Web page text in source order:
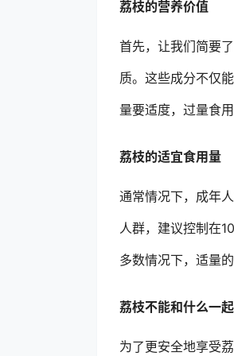
荔枝的营养价值
首先，让我们简要
质。这些成分不仅
量要适度，过量食
荔枝的适宜食用量
通常情况下，成年
人群，建议控制在
多数情况下，适量
荔枝不能和什么一起
为了更安全地享受